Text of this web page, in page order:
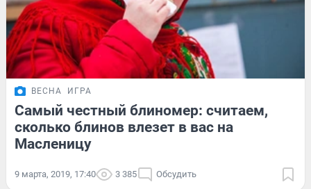
ВЕСНА ИГРА
Самый честный блиномер: считаем,
сколько блинов влезет в вас на
Масленицу
9 марта, 2019, 17:40 3 385 Обсудить